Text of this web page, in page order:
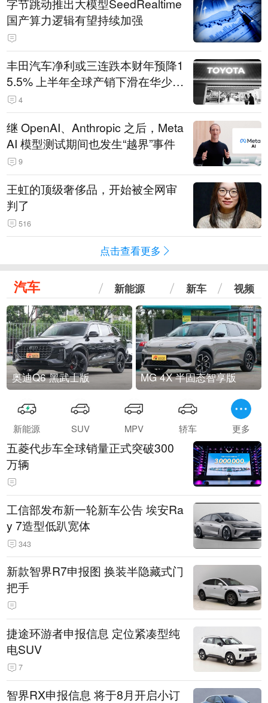
字节跳动推出大模型SeedRealtime
国产算力逻辑有望持续加强
丰田汽车净利或三连跌本财年预降1
5.5% 上半年全球产销下滑在华少卖
14.3万辆
4
继 OpenAI、Anthropic 之后，Meta
AI 模型测试期间也发生“越界”事件
9
王虹的顶级奢侈品，开始被全网审
判了
516
点击查看更多
汽车 新能源 新车 视频
奥迪Q6 黑武士版 MG 4X 半固态智享版
新能源 SUV MPV 轿车 更多
五菱代步车全球销量正式突破300
万辆
工信部发布新一轮新车公告 埃安Ra
y 7造型低趴宽体
343
新款智界R7申报图 换装半隐藏式门
把手
捷途环游者申报信息 定位紧凑型纯
电SUV
7
智界RX申报信息 将于8月开启小订